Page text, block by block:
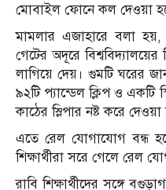
মোবাইল ফোনে কল দেওয়া
মামলার এজাহারে বলা হয়,
গেটের অদূরে বিশ্ববিদ্যালয়ের
লাগিয়ে দেয়। গুমটি ঘরের
৯২টি প্যান্ডেল ক্লিপ ও একটি
কাঠের স্লিপার নষ্ট করে দেওয়া
এতে রেল যোগাযোগ বন্ধ
শিক্ষার্থীরা সরে গেলে রেল
রাবি শিক্ষার্থীদের সঙ্গে